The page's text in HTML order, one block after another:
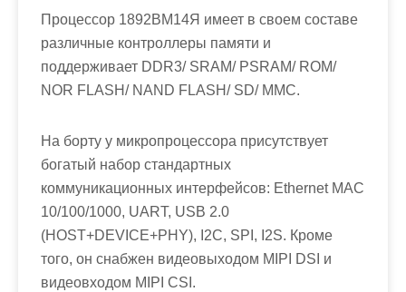
Процессор 1892ВМ14Я имеет в своем составе
различные контроллеры памяти и
поддерживает DDR3/ SRAM/ PSRAM/ ROM/
NOR FLASH/ NAND FLASH/ SD/ MMC.
На борту у микропроцессора присутствует
богатый набор стандартных
коммуникационных интерфейсов: Ethernet MAC
10/100/1000, UART, USB 2.0
(HOST+DEVICE+PHY), I2C, SPI, I2S. Кроме
того, он снабжен видеовыходом MIPI DSI и
видеовходом MIPI CSI.